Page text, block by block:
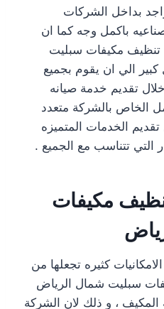
بداخل الشركات
باكمل وجه كما ان
مكيفات سبليت
الي ان يقوم بجميع
خلال تقديم خدمة صيانه
الخاص بالشركة متعدد
الخدمات المتميزه
التي تتناسب مع الجميع .
مكيفات
كثيره تجعلها من
سبليت شمال الرياض
المكيف ، و ذلك لان الشركة